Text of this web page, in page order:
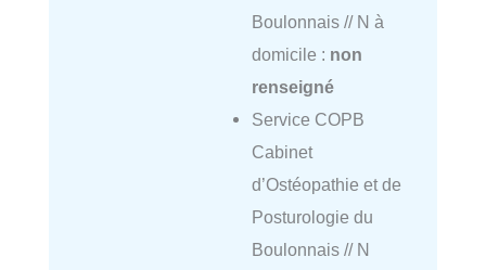
Boulonnais // N à
domicile : non
renseigné
Service COPB
Cabinet
d’Ostéopathie et de
Posturologie du
Boulonnais // N